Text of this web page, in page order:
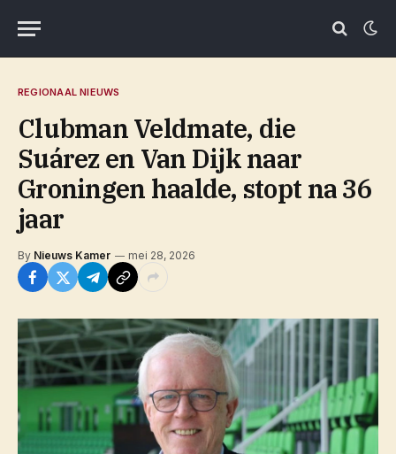
REGIONAAL NIEUWS
Clubman Veldmate, die
Suárez en Van Dijk naar
Groningen haalde, stopt na 36
jaar
By Nieuws Kamer mei 28, 2026